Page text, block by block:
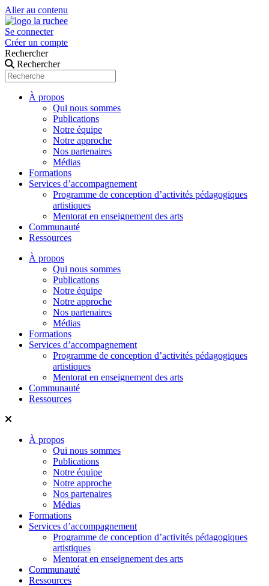
Aller au contenu
Se connecter
Créer un compte
Rechercher
Rechercher
À propos
Qui nous sommes
Publications
Notre équipe
Notre approche
Nos partenaires
Médias
Formations
Services d’accompagnement
Programme de conception d’activités pédagogiques
artistiques
Mentorat en enseignement des arts
Communauté
Ressources
À propos
Qui nous sommes
Publications
Notre équipe
Notre approche
Nos partenaires
Médias
Formations
Services d’accompagnement
Programme de conception d’activités pédagogiques
artistiques
Mentorat en enseignement des arts
Communauté
Ressources
À propos
Qui nous sommes
Publications
Notre équipe
Notre approche
Nos partenaires
Médias
Formations
Services d’accompagnement
Programme de conception d’activités pédagogiques
artistiques
Mentorat en enseignement des arts
Communauté
Ressources